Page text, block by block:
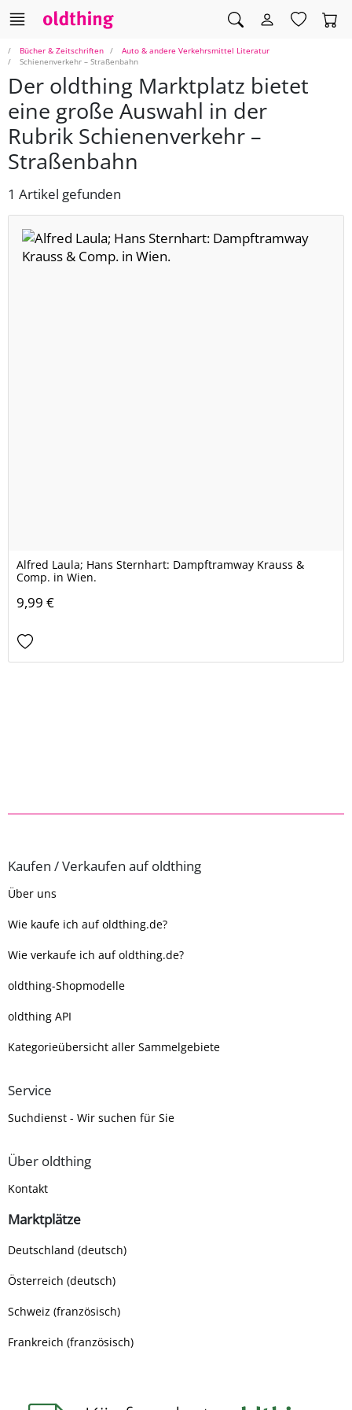
Bücher & Zeitschriften
Auto & andere Verkehrsmittel Literatur
Schienenverkehr – Straßenbahn
Der oldthing Marktplatz bietet
eine große Auswahl in der
Rubrik Schienenverkehr –
Straßenbahn
1 Artikel gefunden
Alfred Laula; Hans Sternhart: Dampftramway Krauss &
Comp. in Wien.
9,99 €
Kaufen / Verkaufen auf oldthing
Über uns
Wie kaufe ich auf oldthing.de?
Wie verkaufe ich auf oldthing.de?
oldthing-Shopmodelle
oldthing API
Kategorieübersicht aller Sammelgebiete
Service
Suchdienst - Wir suchen für Sie
Über oldthing
Kontakt
Marktplätze
Deutschland (deutsch)
Österreich (deutsch)
Schweiz (französisch)
Frankreich (französisch)